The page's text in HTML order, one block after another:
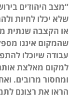
“מצב היהודים
שלא יכלו לחיות
או הקצבה שנתית
שהמקום איננו
עבודה שיוכלו
למקום מאלצת
ומחסור מרובים.
הראו את רצונם